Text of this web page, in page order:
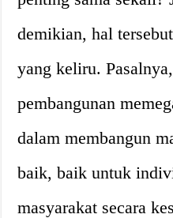
demikian, hal
yang keliru.
pembangunan
dalam membangun
baik, baik untuk
masyarakat secara